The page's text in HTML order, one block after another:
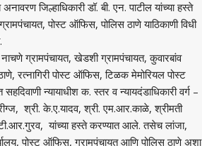
जिल्हाधिकारी डॉ. बी. एन. पाटील यांच्या हस्ते
पोस्ट ऑफिस, पोलिस ठाणे याठिकाणी विधी
नाचणे ग्रामपंचायत, खेडशी ग्रामपंचायत, कुवारबांव
रत्नागिरी पोस्ट ऑफिस, टिळक मेमोरियल पोस्ट
न्यायाधीश क. स्तर व न्यायदंडाधिकारी वर्ग –
श्री. के.ए.यादव, श्री. एम.आर.काळे, श्रीमती
यांच्या हस्ते करण्यात आले. तसेच लांजा,
पोस्ट ऑफिस, ग्रामपंचायत आणि पोलिस ठाणे अशा